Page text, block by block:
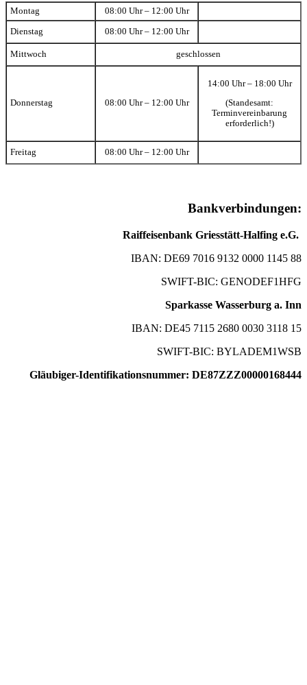
Montag 08:00 Uhr – 12:00 Uhr
Dienstag 08:00 Uhr – 12:00 Uhr
Mittwoch geschlossen
Donnerstag 08:00 Uhr – 12:00 Uhr
14:00 Uhr – 18:00 Uhr
(Standesamt:
Terminvereinbarung
erforderlich!)
Freitag 08:00 Uhr – 12:00 Uhr
Bankverbindungen:
Raiffeisenbank Griesstätt-Halfing e.G.
IBAN: DE69 7016 9132 0000 1145 88
SWIFT-BIC: GENODEF1HFG
Sparkasse Wasserburg a. Inn
IBAN: DE45 7115 2680 0030 3118 15
SWIFT-BIC: BYLADEM1WSB
Gläubiger-Identifikationsnummer: DE87ZZZ00000168444